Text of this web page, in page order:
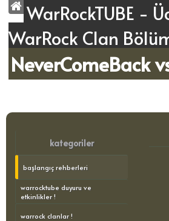
WarRockTUBE -
WarRock Clan
NeverComeBack
kategoriler
başlangıç rehberleri
warrocktube duyuru ve
etkinlikler !
warrock clanlar !